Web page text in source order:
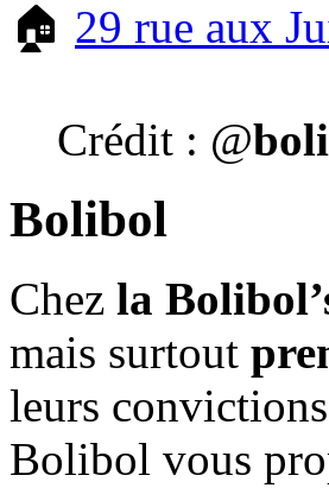
🏠 29 rue aux
Crédit : @
Bolibol
Chez la
mais surtout
leurs
Bolibol vous